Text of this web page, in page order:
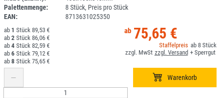
Palettenmenge:
8 Stück, Preis pro Stück
EAN:
8713631025350
75,65 €
8
1
89,53 €
2
86,06 €
4
82,59 €
6
79,12 €
8
75,65 €